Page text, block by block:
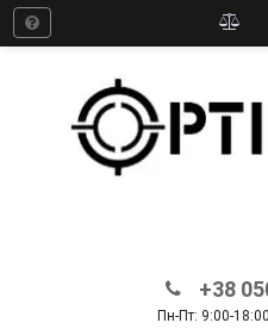
+38
Пн-Пт: 9:00-